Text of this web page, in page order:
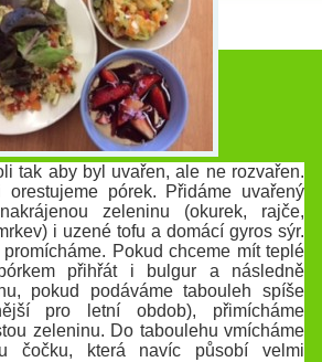
tak aby byl uvařen, ale ne rozvařen.
pórek. Přidáme uvařený
zeleninu (okurek, rajče,
i uzené tofu a domácí gyros sýr.
Pokud chceme mít teplé
přihřát i bulgur a následně
pokud podáváme tabouleh spíše
pro letní obdob), přimícháme
zeleninu. Do taboulehu vmícháme
čočku, která navíc působí velmi